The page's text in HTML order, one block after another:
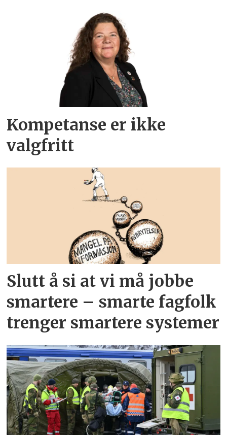
Kompetanse er ikke
valgfritt
Slutt å si at vi må jobbe
smartere – smarte fagfolk
trenger smartere systemer